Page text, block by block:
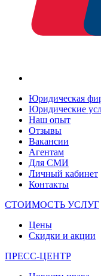
Юридическая
Юридические
Наш опыт
Отзывы
Вакансии
Агентам
Для СМИ
Личный кабинет
Контакты
СТОИМОСТЬ УСЛУГ
Цены
Скидки и акции
ПРЕСС-ЦЕНТР